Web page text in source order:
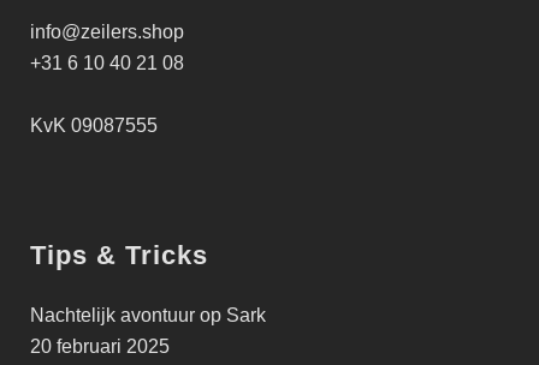
info@zeilers.shop
+31 6 10 40 21 08
KvK 09087555
Tips & Tricks
Nachtelijk avontuur op Sark
20 februari 2025